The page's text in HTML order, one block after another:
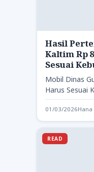
Hasil
Kaltim Rp
Sesuai
Mobil Dinas
Harus Sesuai
01/03/2026
READ